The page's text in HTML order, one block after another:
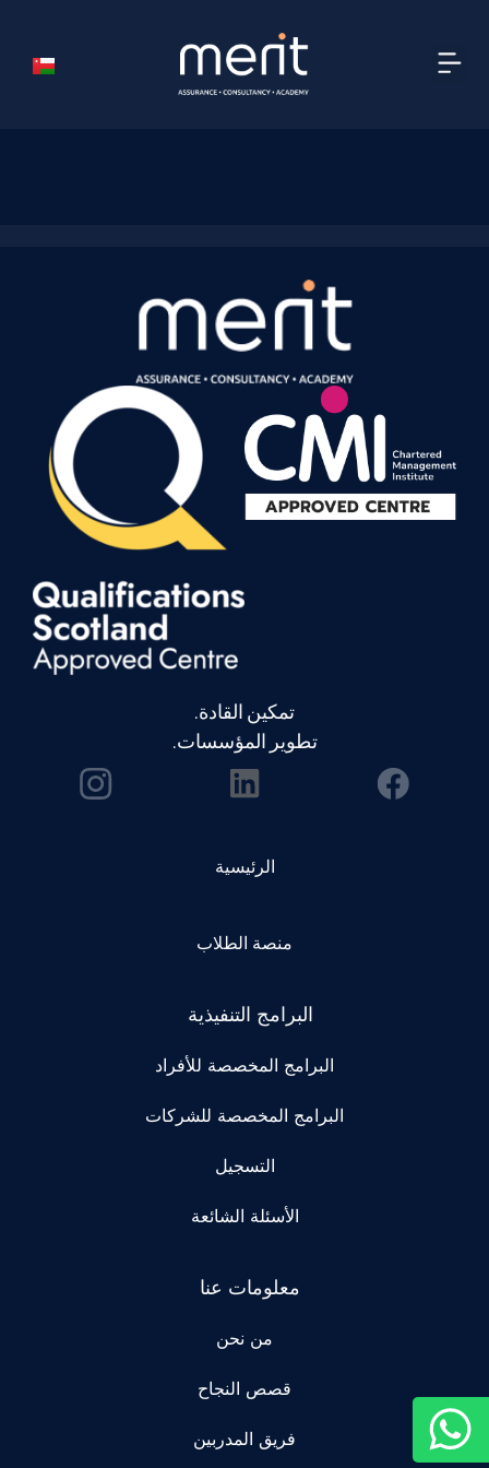
تمكين القادة.
تطوير المؤسسات.
الرئيسية
منصة الطلاب
البرامج التنفيذية
البرامج المخصصة للأفراد
البرامج المخصصة للشركات
التسجيل
الأسئلة الشائعة
معلومات عنا
من نحن
قصص النجاح
فريق المدربين